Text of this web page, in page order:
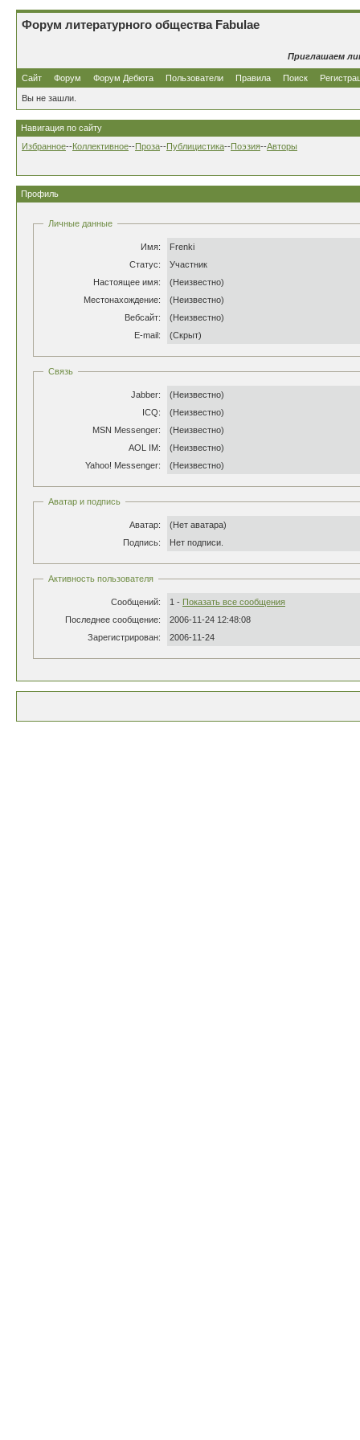
Форум литературного общества Fabulae
Приглашаем
Сайт Форум Форум Дебюта Пользователи Правила Поиск
Вы не зашли.
Навигация по сайту
Избранное--Коллективное--Проза--Публицистика--Поэзия--Авторы
Профиль
Личные данные
Имя:
Frenki
Статус:
Участник
Настоящее имя:
(Неизвестно)
Местонахождение:
(Неизвестно)
Вебсайт:
(Неизвестно)
E-mail:
(Скрыт)
Связь
Jabber:
(Неизвестно)
ICQ:
(Неизвестно)
MSN Messenger:
(Неизвестно)
AOL IM:
(Неизвестно)
Yahoo! Messenger:
(Неизвестно)
Аватар и подпись
Аватар:
(Нет аватара)
Подпись:
Нет подписи.
Активность пользователя
Сообщений: 1 - Показать все сообщения
Последнее сообщение:
2006-11-24 12:48:08
Зарегистрирован:
2006-11-24